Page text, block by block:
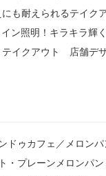
も耐えられるテイク
ン照明！キラキラ輝
イクアウト 店舗デ
ドゥカフェ／メロ
・プレーンメロンパ